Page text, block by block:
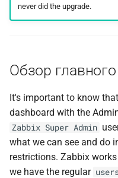
never did the upgrade.
Обзор
It's important to know
dashboard with the
Zabbix Super Admin
what we can see and do
restrictions. Zabbix
we have the regular